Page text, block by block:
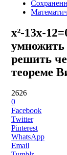
x²-13x-
умножить
решить
теореме
2626
0
Facebook
Twitter
Pinterest
WhatsApp
Email